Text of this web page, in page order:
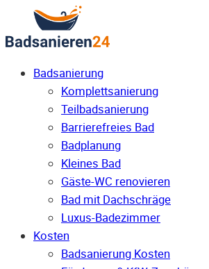
Badsanierung
Komplettsanierung
Teilbadsanierung
Barrierefreies Bad
Badplanung
Kleines Bad
Gäste-WC renovieren
Bad mit Dachschräge
Luxus-Badezimmer
Kosten
Badsanierung Kosten